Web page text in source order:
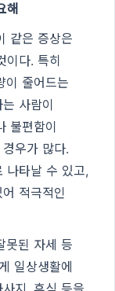
해
같은 증상은
이다. 특히
이 줄어드는
사람이
불편함이
우가 많다.
나타날 수 있고,
적극적인
못된 자세 등
일상생활에